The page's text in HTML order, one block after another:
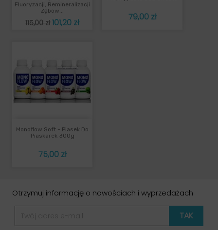
Fluoryzacji, Remineralizacji
Zębów...
Cena
115,00 zł Cena
101,20 zł
Cena
79,00 zł
Monoflow Soft - Piasek Do
Piaskarek 300g
Cena
75,00 zł
Otrzymuj informację o nowościach i wyprzedażach